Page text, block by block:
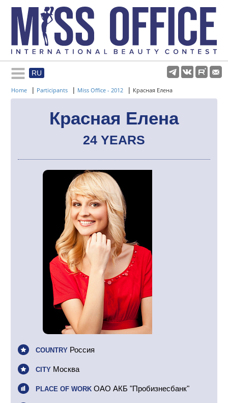
RU
Rules and regulations
About pageant
Participants
Gallery
Home | Participants | Miss Office - 2012 | Красная Елена
Красная Елена
24 YEARS
COUNTRY Россия
CITY Москва
PLACE OF WORK ОАО АКБ "Пробизнесбанк"